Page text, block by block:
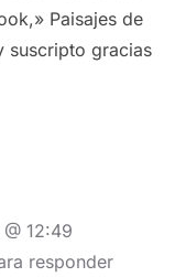
Paisajes de
suscripto gracias
12:49
responder